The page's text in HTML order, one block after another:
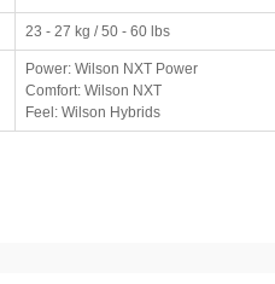
23 - 27 kg / 50 - 60 lbs
Power: Wilson NXT Power
Comfort: Wilson NXT
Feel: Wilson Hybrids